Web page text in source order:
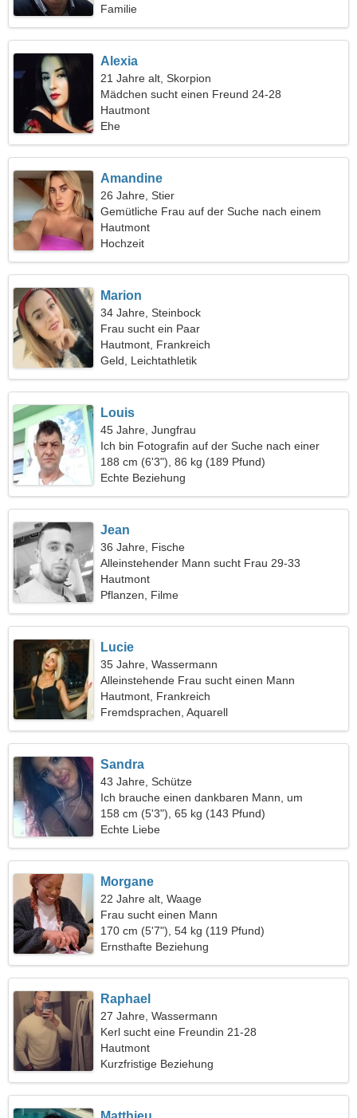
Familie
Alexia
21 Jahre alt, Skorpion
Mädchen sucht einen Freund 24-28
Hautmont
Ehe
Amandine
26 Jahre, Stier
Gemütliche Frau auf der Suche nach einem
Date
Hautmont
Hochzeit
Marion
34 Jahre, Steinbock
Frau sucht ein Paar
Hautmont, Frankreich
Geld, Leichtathletik
Louis
45 Jahre, Jungfrau
Ich bin Fotografin auf der Suche nach einer
außergewöhnlichen Frau
188 cm (6'3"), 86 kg (189 Pfund)
Echte Beziehung
Jean
36 Jahre, Fische
Alleinstehender Mann sucht Frau 29-33
Hautmont
Pflanzen, Filme
Lucie
35 Jahre, Wassermann
Alleinstehende Frau sucht einen Mann
Hautmont, Frankreich
Fremdsprachen, Aquarell
Sandra
43 Jahre, Schütze
Ich brauche einen dankbaren Mann, um
zusammen zu tanzen
158 cm (5'3"), 65 kg (143 Pfund)
Echte Liebe
Morgane
22 Jahre alt, Waage
Frau sucht einen Mann
170 cm (5'7"), 54 kg (119 Pfund)
Ernsthafte Beziehung
Raphael
27 Jahre, Wassermann
Kerl sucht eine Freundin 21-28
Hautmont
Kurzfristige Beziehung